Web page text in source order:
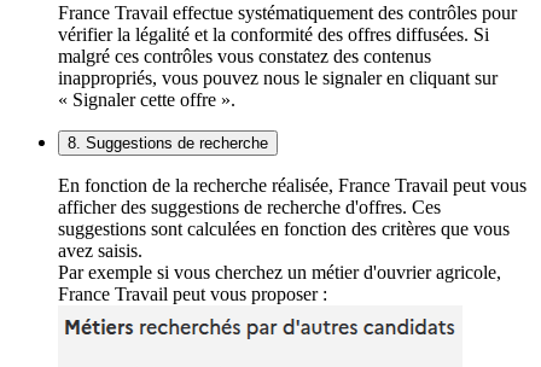
France Travail effectue systématiquement des contrôles pour
vérifier la légalité et la conformité des offres diffusées. Si
malgré ces contrôles vous constatez des contenus
inappropriés, vous pouvez nous le signaler en cliquant sur
« Signaler cette offre ».
8. Suggestions de recherche
En fonction de la recherche réalisée, France Travail peut vous
afficher des suggestions de recherche d'offres. Ces
suggestions sont calculées en fonction des critères que vous
avez saisis.
Par exemple si vous cherchez un métier d'ouvrier agricole,
France Travail peut vous proposer :